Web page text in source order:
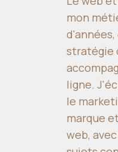
mon
stratégie
ligne.
le
marque
web,